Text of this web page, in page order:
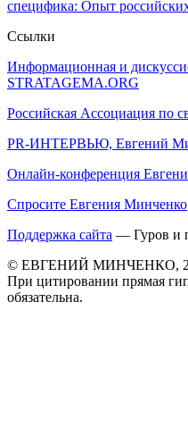
специфика: Опыт
Ссылки
Информационная и
STRATAGEMA.ORG
Российская Ассоциация по
PR-ИНТЕРВЬЮ, Евгений
Онлайн-конференция
Спросите Евгения Минченко
Поддержка сайта — Гуров и
© ЕВГЕНИЙ МИНЧЕНКО,
При цитировании прямая
обязательна.